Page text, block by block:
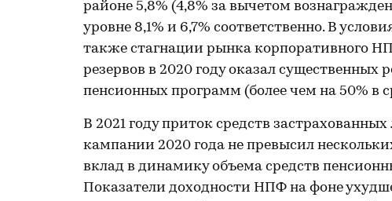
районе 5,8% (4,8% за вычетом
уровне 8,1% и 6,7% соответственно. В
также стагнации рынка корпоративного
резервов в 2020 году оказал
пенсионных программ (более чем на 50% в
В 2021 году приток средств
кампании 2020 года не превысил
вклад в динамику объема средств
Показатели доходности НПФ на фоне